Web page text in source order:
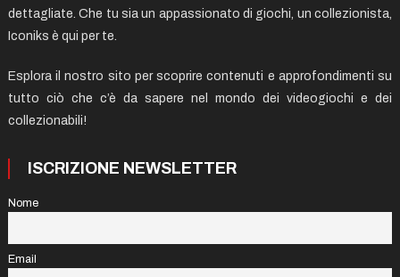
dettagliate. Che tu sia un appassionato di giochi, un collezionista,
Iconiks è qui per te.
Esplora il nostro sito per scoprire contenuti e approfondimenti su
tutto ciò che c’è da sapere nel mondo dei videogiochi e dei
collezionabili!
ISCRIZIONE NEWSLETTER
Nome
Email